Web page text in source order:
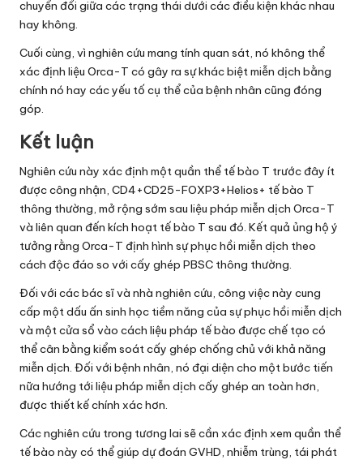
chuyển đổi giữa các trạng thái dưới các điều kiện khác nhau
hay không.
Cuối cùng, vì nghiên cứu mang tính quan sát, nó không thể
xác định liệu Orca-T có gây ra sự khác biệt miễn dịch bằng
chính nó hay các yếu tố cụ thể của bệnh nhân cũng đóng
góp.
Kết luận
Nghiên cứu này xác định một quần thể tế bào T trước đây ít
được công nhận, CD4+CD25-FOXP3+Helios+ tế bào T
thông thường, mở rộng sớm sau liệu pháp miễn dịch Orca-T
và liên quan đến kích hoạt tế bào T sau đó. Kết quả ủng hộ ý
tưởng rằng Orca-T định hình sự phục hồi miễn dịch theo
cách độc đáo so với cấy ghép PBSC thông thường.
Đối với các bác sĩ và nhà nghiên cứu, công việc này cung
cấp một dấu ấn sinh học tiềm năng của sự phục hồi miễn dịch
và một cửa sổ vào cách liệu pháp tế bào được chế tạo có
thể cân bằng kiểm soát cấy ghép chống chủ với khả năng
miễn dịch. Đối với bệnh nhân, nó đại diện cho một bước tiến
nữa hướng tới liệu pháp miễn dịch cấy ghép an toàn hơn,
được thiết kế chính xác hơn.
Các nghiên cứu trong tương lai sẽ cần xác định xem quần thể
tế bào này có thể giúp dự đoán GVHD, nhiễm trùng, tái phát